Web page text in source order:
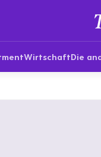
WirtschaftDie